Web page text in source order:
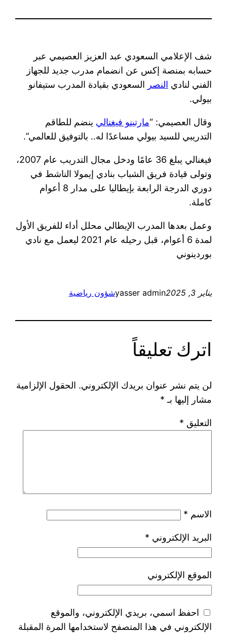
شف الإعلامي السعودي عبد العزيز العصيمي عبر
حسابه بمنصة إكس عن انضمام مدرب جديد للجهاز
الفني لنادي ​ النصر ​ السعودي بقيادة المدرب ستيفانو
بيولي.
وقال العصيمي: “​مارتينو فيغنالي ​ ينضم للطاقم
التدريبي للسيد بيولي مساعدًا له.. بالتوفيق للعالمي”.
فيغنالي يبلغ 36 عامًا ودخل مجال التدريب عام 2007،
وتولى قيادة فريق الشباب بنادي إيمولا الناشط في
دوري الدرجة الرابعة بإيطاليا على مدار 8 أعوام
كاملة.
وعمل بعدها المدرب الإيطالي محلل أداء للفريق الأول
لمدة 6 أعوام، قبل رحيله عام 2021 ليعمل مع نادي
بوردينوني
يناير 3, 2025 yasser adminشؤون رياضية
اترك تعليقاً
لن يتم نشر عنوان بريدك الإلكتروني. الحقول الإلزامية
مشار إليها بـ *
التعليق *
الاسم *
البريد الإلكتروني *
الموقع الإلكتروني
احفظ اسمي، بريدي الإلكتروني، والموقع
الإلكتروني في هذا المتصفح لاستخدامها المرة المقبلة